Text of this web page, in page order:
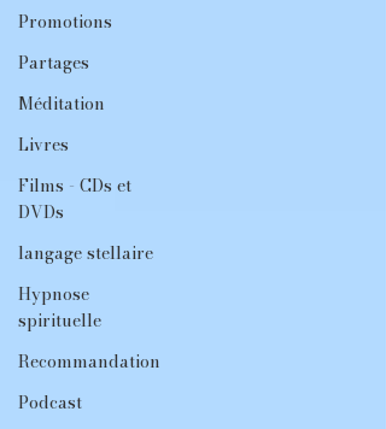
Promotions
Partages
Méditation
Livres
Films - CDs et
DVDs
langage stellaire
Hypnose
spirituelle
Recommandation
Podcast